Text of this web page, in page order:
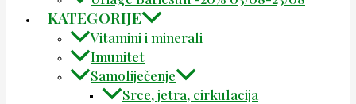
KATEGORIJE
Vitamini i minerali
Imunitet
Samoliječenje
Srce, jetra, cirkulacija